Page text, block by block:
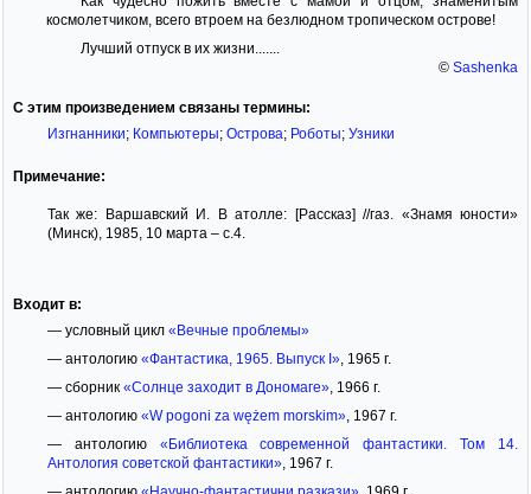
космолетчиком, всего втроем на безлюдном тропическом острове!
Лучший отпуск в их жизни.......
© Sashenka
С этим произведением связаны термины:
Изгнанники; Компьютеры; Острова; Роботы; Узники
Примечание:
Так же: Варшавский И. В атолле: [Рассказ] //газ. «Знамя юности»
(Минск), 1985, 10 марта – с.4.
Входит в:
— условный цикл «Вечные проблемы»
— антологию «Фантастика, 1965. Выпуск I», 1965 г.
— сборник «Солнце заходит в Дономаге», 1966 г.
— антологию «W pogoni za wężem morskim», 1967 г.
— антологию «Библиотека современной фантастики. Том 14.
Антология советской фантастики», 1967 г.